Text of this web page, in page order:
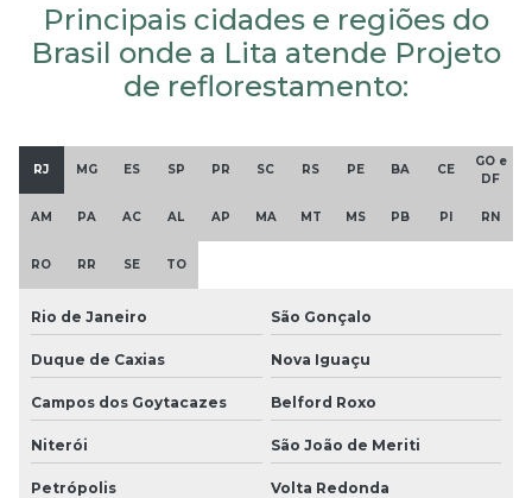
Principais cidades e regiões do
Brasil onde a Lita atende Projeto
de reflorestamento:
RJ MG ES SP PR SC RS PE BA CE
GO e
DF
AM PA AC AL AP MA MT MS PB PI RN
RO RR SE TO
Rio de Janeiro São Gonçalo
Duque de Caxias Nova Iguaçu
Campos dos Goytacazes Belford Roxo
Niterói São João de Meriti
Petrópolis Volta Redonda